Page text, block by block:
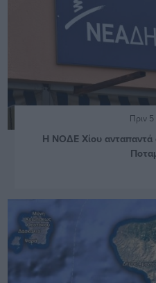
Πριν 5
Η ΝΟΔΕ Χίου ανταπαντά